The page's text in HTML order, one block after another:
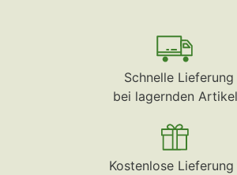
Schnelle Lieferung
bei lagernden
Kostenlose Lieferung